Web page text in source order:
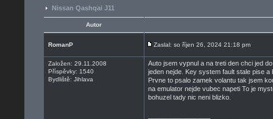
Nissan Qashqai J11
Autor
RomanP Zaslal: so říjen 26, 2024 21:18 pm
Založen: 29.11.2008
Příspěvky: 1540
Bydliště: Jihlava
Auto jsem vypnul a na treti den chci jed
jeden nejde. Key system fault stale pise
Prvne to psalo zamek volantu tak jsem
na emulator nejde vubec napeti To je
bohuzel tady nic neni blizko.